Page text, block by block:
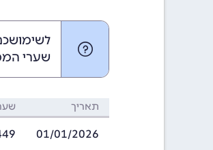
שערי
תאריך
01/01/2026